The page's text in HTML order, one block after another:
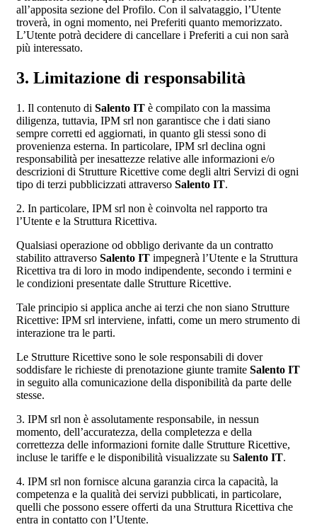
all’apposita sezione del Profilo. Con il salvataggio, l’Utente
troverà, in ogni momento, nei Preferiti quanto memorizzato.
L’Utente potrà decidere di cancellare i Preferiti a cui non sarà
più interessato.
3. Limitazione di responsabilità
1. Il contenuto di Salento IT è compilato con la massima
diligenza, tuttavia, IPM srl non garantisce che i dati siano
sempre corretti ed aggiornati, in quanto gli stessi sono di
provenienza esterna. In particolare, IPM srl declina ogni
responsabilità per inesattezze relative alle informazioni e/o
descrizioni di Strutture Ricettive come degli altri Servizi di ogni
tipo di terzi pubblicizzati attraverso Salento IT.
2. In particolare, IPM srl non è coinvolta nel rapporto tra
l’Utente e la Struttura Ricettiva.
Qualsiasi operazione od obbligo derivante da un contratto
stabilito attraverso Salento IT impegnerà l’Utente e la Struttura
Ricettiva tra di loro in modo indipendente, secondo i termini e
le condizioni presentate dalle Strutture Ricettive.
Tale principio si applica anche ai terzi che non siano Strutture
Ricettive: IPM srl interviene, infatti, come un mero strumento di
interazione tra le parti.
Le Strutture Ricettive sono le sole responsabili di dover
soddisfare le richieste di prenotazione giunte tramite Salento IT
in seguito alla comunicazione della disponibilità da parte delle
stesse.
3. IPM srl non è assolutamente responsabile, in nessun
momento, dell’accuratezza, della completezza e della
correttezza delle informazioni fornite dalle Strutture Ricettive,
incluse le tariffe e le disponibilità visualizzate su Salento IT.
4. IPM srl non fornisce alcuna garanzia circa la capacità, la
competenza e la qualità dei servizi pubblicati, in particolare,
quelli che possono essere offerti da una Struttura Ricettiva che
entra in contatto con l’Utente.